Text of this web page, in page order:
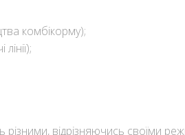
комбікорму);
відрізняючись своїми